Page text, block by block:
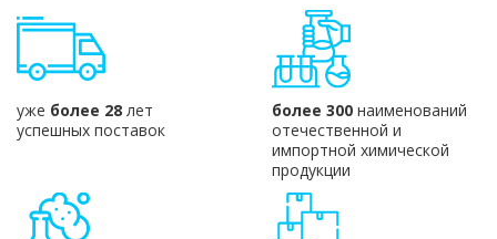
уже более 28 лет
успешных поставок
более 300наименований
отечественной и
импортной химической
продукции